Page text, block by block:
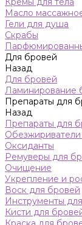
Масло
Гели для душа
Скрабы
Для бровей
Назад
Для бровей
Ламинирование
Препараты для
Назад
Препараты для
Оксиданты
Ремуверы для
Очищение
Укрепление и
Воск для бровей
Инструменты
Кисти для